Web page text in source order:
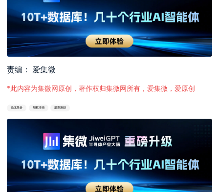
责编： 爱集微
*此内容为集微网原创，著作权归集微网所有，爱集微，爱原创
鼎龙股份 期权注销 股票激励